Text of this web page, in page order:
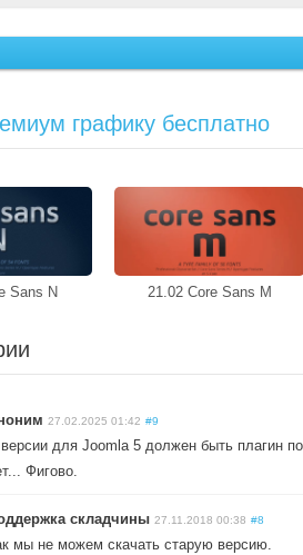
графику бесплатно
Sans N 21.02 Core Sans M
27.02.2025 01:42 #9
для Joomla 5 должен быть плагин
Фигово.
складчины 27.11.2018 00:38 #8
мы не можем скачать старую версию.